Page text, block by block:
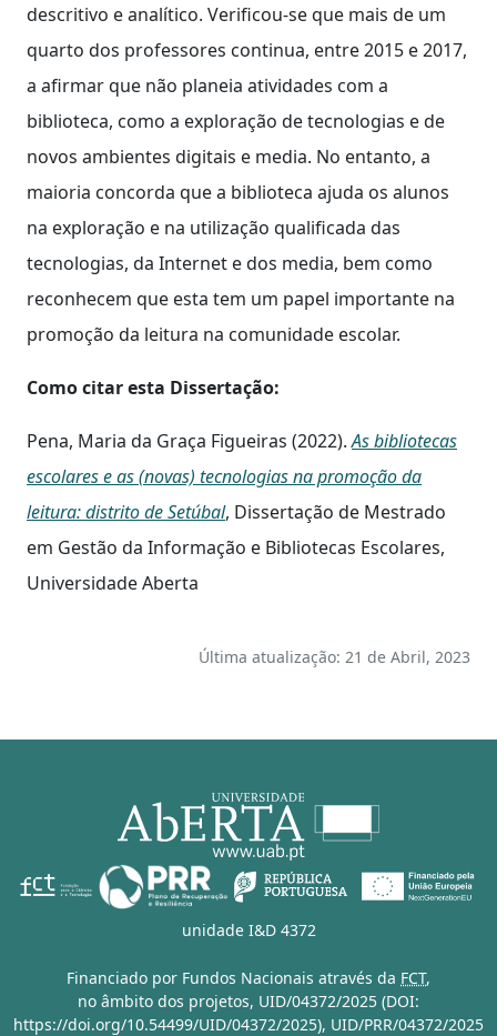
descritivo e analítico. Verificou-se que mais de um
quarto dos professores continua, entre 2015 e 2017,
a afirmar que não planeia atividades com a
biblioteca, como a exploração de tecnologias e de
novos ambientes digitais e media. No entanto, a
maioria concorda que a biblioteca ajuda os alunos
na exploração e na utilização qualificada das
tecnologias, da Internet e dos media, bem como
reconhecem que esta tem um papel importante na
promoção da leitura na comunidade escolar.
Como citar esta Dissertação:
Pena, Maria da Graça Figueiras (2022).As bibliotecas
escolares e as (novas) tecnologias na promoção da
leitura: distrito de Setúbal, Dissertação de Mestrado
em Gestão da Informação e Bibliotecas Escolares,
Universidade Aberta
Última atualização: 21 de Abril, 2023
unidade I&D 4372
Financiado por Fundos Nacionais através da FCT,
no âmbito dos projetos, UID/04372/2025 (DOI:
https://doi.org/10.54499/UID/04372/2025), UID/PRR/04372/2025